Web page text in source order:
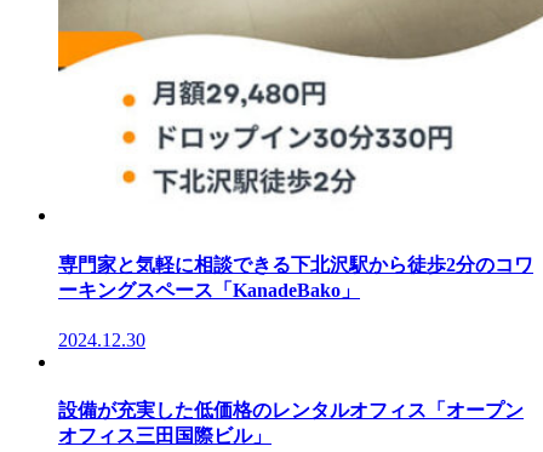
専門家と気軽に相談できる下北沢駅から徒歩2分のコワ
ーキングスペース「KanadeBako」
2024.12.30
設備が充実した低価格のレンタルオフィス「オープン
オフィス三田国際ビル」